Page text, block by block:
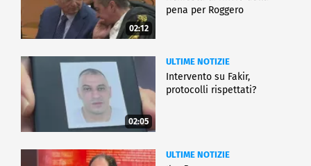
02:12
pena per Roggero
02:05
ULTIME NOTIZIE
Intervento su Fakir,
protocolli rispettati?
ULTIME NOTIZIE